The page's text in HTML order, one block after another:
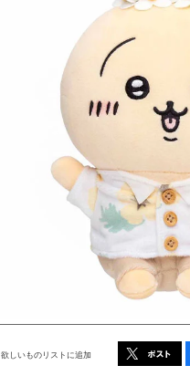
欲しいものリストに追加